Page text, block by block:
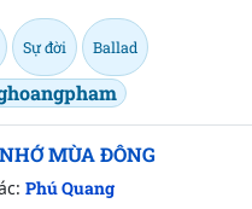
Sự đời Ballad
MÙA ĐÔNG
Phú Quang